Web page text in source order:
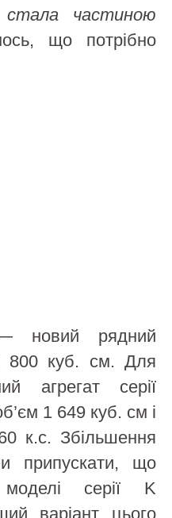
стала частиною
що потрібно
новий рядний
800 куб. см. Для
агрегат серії
1 649 куб. см і
к.с. Збільшення
припускати, що
моделі серії K
варіант цього